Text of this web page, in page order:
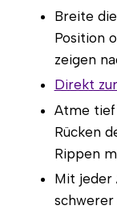
Breite
Position
zeigen
Direkt
Atme tief
Rücken
Rippen
Mit jeder
schwerer